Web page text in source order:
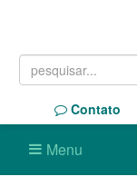
Contato
Menu